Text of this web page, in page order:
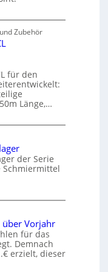
Zubehör
für den
Länge,…
der Serie
Schmiermittel
Vorjahr
für das
Demnach
erzielt, dieser